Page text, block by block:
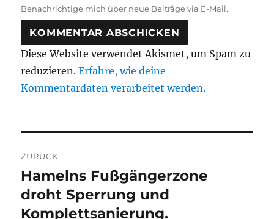
Benachrichtige mich über neue Beiträge via E-Mail.
Diese Website verwendet Akismet, um Spam zu
reduzieren.Erfahre, wie deine
Kommentardaten verarbeitet werden.
ZURÜCK
Vorheriger
Beitrag:
Hamelns Fußgängerzone
droht Sperrung und
Komplettsanierung.